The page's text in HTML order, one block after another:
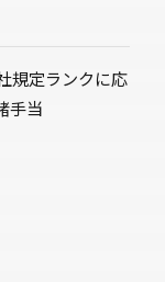
規定ランクに応
手当